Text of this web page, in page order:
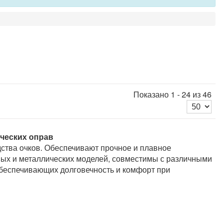
Показано 1 - 24 из 46
оправ
очков. Обеспечивают прочное и плавное
и металлических моделей, совместимы с различными
долговечность и комфорт при